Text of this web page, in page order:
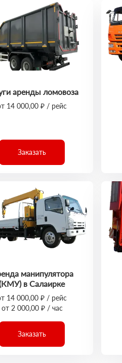
аренды ломовоза
14 000,00 ₽ / рейс
Заказать
манипулятора
в Салаирке
14 000,00 ₽ / рейс
от 2 000,00 ₽ / час
Заказать